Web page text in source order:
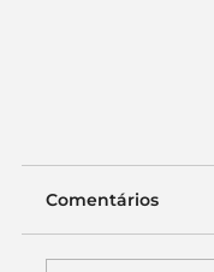
Comentários